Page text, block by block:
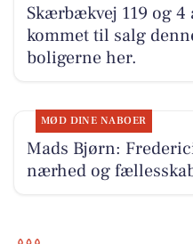
Skærbækvej 119 og
kommet til salg
boligerne her.
MØD DINE NABOER
Mads Bjørn:
nærhed og